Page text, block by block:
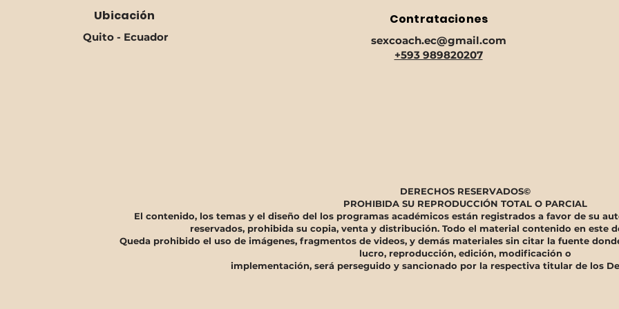
Material
Ubicación
Quito - Ecuador
Contrataciones
sexcoach.ec@gmail.com
+593 989820207
DERECHOS RESERVADOS©
PROHIBIDA SU REPRODUCCIÓN TOTAL O PARCIAL
El contenido, los temas y el diseño del los programas académicos están registrados a favor de su
reservados, prohibida su copia, venta y distribución. Todo el material contenido en este
Queda prohibido el uso de imágenes, fragmentos de videos, y demás materiales sin citar la fuente
lucro, reproducción, edición, modificación o
implementación, será perseguido y sancionado por la respectiva titular de los